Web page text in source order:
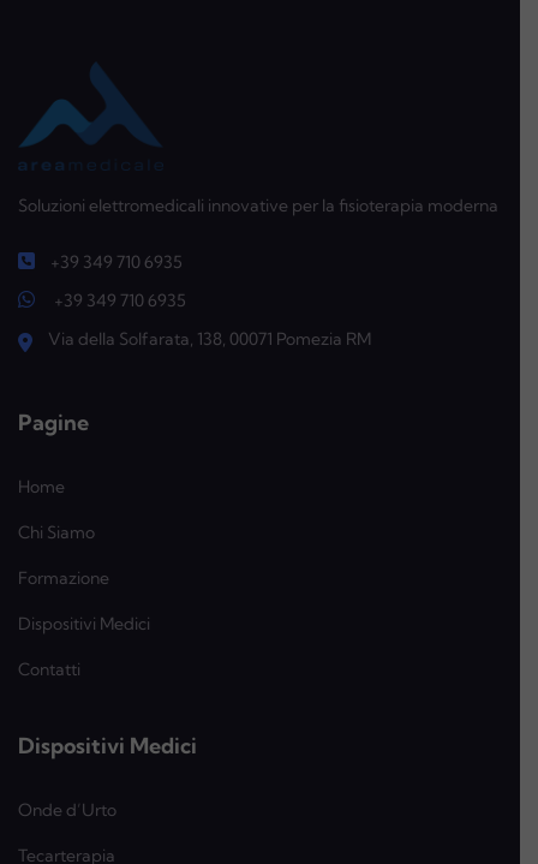
Soluzioni elettromedicali innovative per la fisioterapia moderna
+39 349 710 6935
+39 349 710 6935
Via della Solfarata, 138, 00071 Pomezia RM
Pagine
Home
Chi Siamo
Formazione
Dispositivi Medici
Contatti
Dispositivi Medici
Onde d’Urto
Tecarterapia